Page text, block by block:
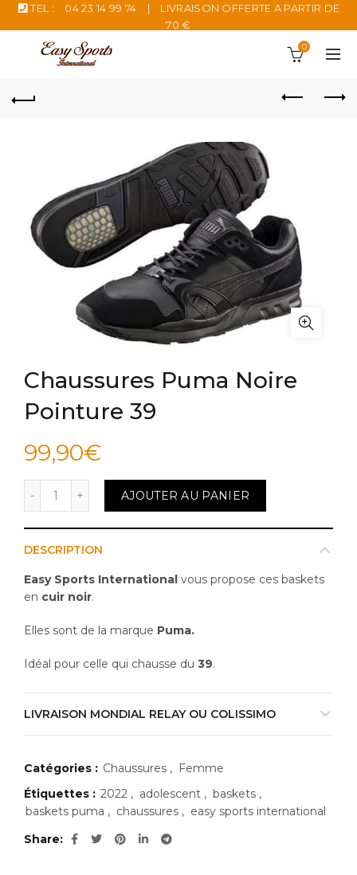
TEL : 04 23 14 99 74 |
LIVRAISON OFFERTE A PARTIR DE
70 €
0
Chaussures Puma Noire
Pointure 39
99,90€
quantité de Chaussures Puma Noire Pointure 39
AJOUTER AU PANIER
DESCRIPTION
Easy Sports International vous propose ces baskets
en cuir noir.
Elles sont de la marque Puma.
Idéal pour celle qui chausse du 39.
LIVRAISON MONDIAL RELAY OU COLISSIMO
Catégories : Chaussures ,
Femme
Étiquettes : 2022 , adolescent , baskets ,
baskets puma , chaussures , easy sports international
Share